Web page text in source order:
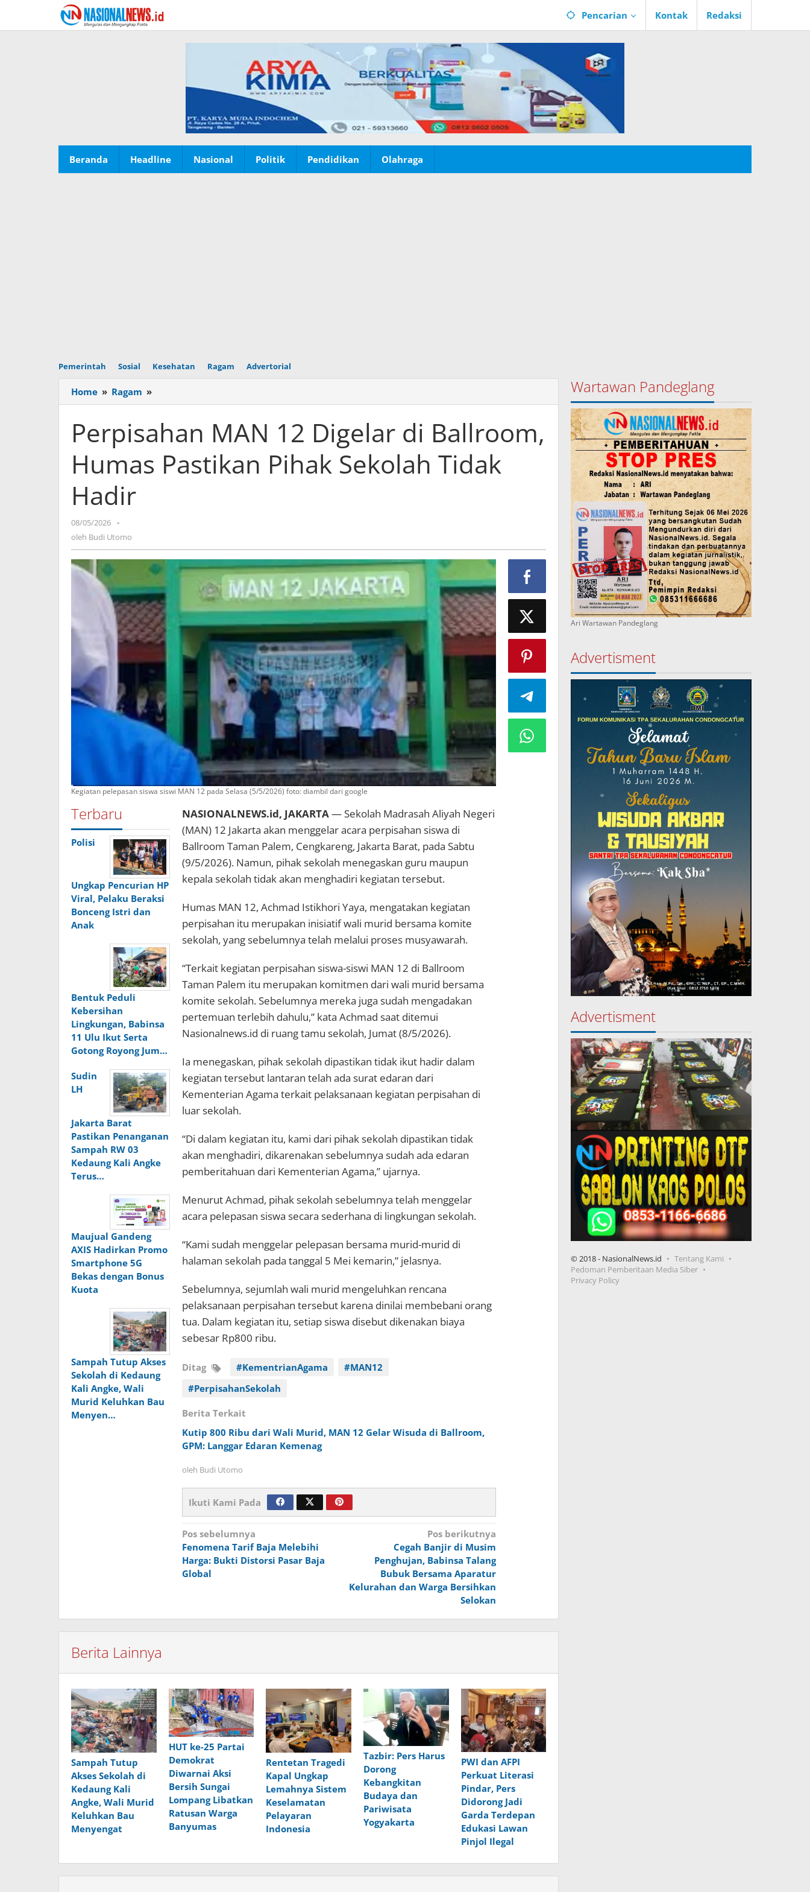
konten
Pencarian Kontak Redaksi
Beranda Headline Nasional Politik Pendidikan Olahraga
Pemerintah Sosial Kesehatan Ragam Advertorial
Home » Ragam »
MAN
Digelar
di
Ballroom,
Humas
Perpisahan MAN 12 Digelar di Ballroom,
Humas Pastikan Pihak Sekolah Tidak
Hadir
08/05/2026 oleh
Budi
-
oleh Budi Utomo
Kegiatan pelepasan siswa siswi MAN 12 pada Selasa (5/5/2026) foto: diambil dari google
Terbaru
Polisi
Ungkap Pencurian HP
Viral, Pelaku Beraksi
Bonceng Istri dan
Anak
Bentuk Peduli
Kebersihan
Lingkungan, Babinsa
11 Ulu Ikut Serta
Gotong Royong Jum…
Sudin
LH
Jakarta Barat
Pastikan Penanganan
Sampah RW 03
Kedaung Kali Angke
Terus…
Maujual Gandeng
AXIS Hadirkan Promo
Smartphone 5G
Bekas dengan Bonus
Kuota
Sampah Tutup Akses
Sekolah di Kedaung
Kali Angke, Wali
Murid Keluhkan Bau
Menyen…
NASIONALNEWS.id, JAKARTA— Sekolah Madrasah Aliyah Negeri
(MAN) 12 Jakarta akan menggelar acara perpisahan siswa di
Ballroom Taman Palem, Cengkareng, Jakarta Barat, pada Sabtu
(9/5/2026). Namun, pihak sekolah menegaskan guru maupun
kepala sekolah tidak akan menghadiri kegiatan tersebut.
Humas MAN 12, Achmad Istikhori Yaya, mengatakan kegiatan
perpisahan itu merupakan inisiatif wali murid bersama komite
sekolah, yang sebelumnya telah melalui proses musyawarah.
“Terkait kegiatan perpisahan siswa-siswi MAN 12 di Ballroom
Taman Palem itu merupakan komitmen dari wali murid bersama
komite sekolah. Sebelumnya mereka juga sudah mengadakan
pertemuan terlebih dahulu,” kata Achmad saat ditemui
Nasionalnews.id di ruang tamu sekolah, Jumat (8/5/2026).
Ia menegaskan, pihak sekolah dipastikan tidak ikut hadir dalam
kegiatan tersebut lantaran telah ada surat edaran dari
Kementerian Agama terkait pelaksanaan kegiatan perpisahan di
luar sekolah.
“Di dalam kegiatan itu, kami dari pihak sekolah dipastikan tidak
akan menghadiri, dikarenakan sebelumnya sudah ada edaran
pemberitahuan dari Kementerian Agama,” ujarnya.
Menurut Achmad, pihak sekolah sebelumnya telah menggelar
acara pelepasan siswa secara sederhana di lingkungan sekolah.
“Kami sudah menggelar pelepasan bersama murid-murid di
halaman sekolah pada tanggal 5 Mei kemarin,” jelasnya.
Sebelumnya, sejumlah wali murid mengeluhkan rencana
pelaksanaan perpisahan tersebut karena dinilai membebani orang
tua. Dalam kegiatan itu, setiap siswa disebut dikenakan biaya
sebesar Rp800 ribu.
Ditag #KementrianAgama
#MAN12
#PerpisahanSekolah
Berita Terkait
Kutip 800 Ribu dari Wali Murid, MAN 12 Gelar Wisuda di Ballroom,
GPM: Langgar Edaran Kemenag
oleh Budi Utomo
Ikuti Kami Pada
Navigasi
pos
Pos sebelumnya
Fenomena Tarif Baja Melebihi
Harga: Bukti Distorsi Pasar Baja
Global
Pos berikutnya
Cegah Banjir di Musim
Penghujan, Babinsa Talang
Bubuk Bersama Aparatur
Kelurahan dan Warga Bersihkan
Selokan
Berita Lainnya
Sampah Tutup
Akses Sekolah di
Kedaung Kali
Angke, Wali Murid
Keluhkan Bau
Menyengat
HUT ke-25 Partai
Demokrat
Diwarnai Aksi
Bersih Sungai
Lompang Libatkan
Ratusan Warga
Banyumas
Rentetan Tragedi
Kapal Ungkap
Lemahnya Sistem
Keselamatan
Pelayaran
Indonesia
Tazbir: Pers Harus
Dorong
Kebangkitan
Budaya dan
Pariwisata
Yogyakarta
PWI dan AFPI
Perkuat Literasi
Pindar, Pers
Didorong Jadi
Garda Terdepan
Edukasi Lawan
Pinjol Ilegal
Wartawan Pandeglang
Ari Wartawan Pandeglang
Advertisment
Advertisment
© 2018 - NasionalNews.id
Tentang Kami
Pedoman Pemberitaan Media Siber
Privacy Policy